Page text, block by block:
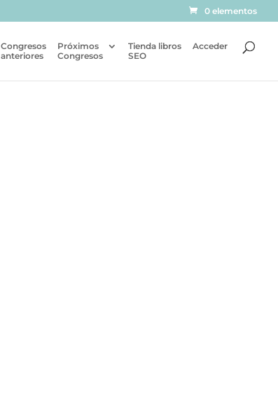
0 elementos
Congresos
anteriores
Próximos
Congresos
Tienda libros
SEO
Acceder